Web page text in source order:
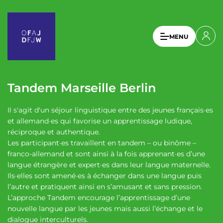
MENU
U
s
c
u
n
t
e
Tandem Marseille Berlin
Il s'agit d'un séjour linguistique entre des jeunes français·es
et allemand·es qui favorise un apprentissage ludique,
réciproque et authentique.
Les participant·es travaillent en tandem – ou binôme –
franco-allemand et sont ainsi à la fois apprenant·es d’une
langue étrangère et expert·es dans leur langue maternelle.
Ils·elles sont amené·es à échanger dans une langue puis
l’autre et pratiquent ainsi en s’amusant et sans pression.
L’approche Tandem encourage l’apprentissage d’une
nouvelle langue par les jeunes mais aussi l’échange et le
dialogue interculturels.